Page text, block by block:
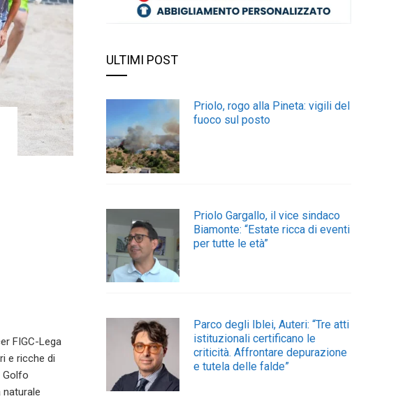
FIGC-Lega
e ricche di
Golfo
ULTIMI POST
Priolo, rogo alla Pineta: vigili del
fuoco sul posto
Priolo Gargallo, il vice sindaco
Biamonte: “Estate ricca di eventi
per tutte le età”
Parco degli Iblei, Auteri: “Tre atti
istituzionali certificano le
criticità. Affrontare depurazione
e tutela delle falde”